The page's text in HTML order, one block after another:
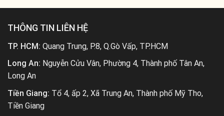
THÔNG TIN LIÊN HỆ
TP. HCM: Quang Trung, P.8, Q.Gò Vấp, TP.HCM
Long An: Nguyễn Cửu Vân, Phường 4, Thành phố Tân An,
Long An
Tiền Giang: Tổ 4, ấp 2, Xã Trung An, Thành phố Mỹ Tho,
Tiền Giang